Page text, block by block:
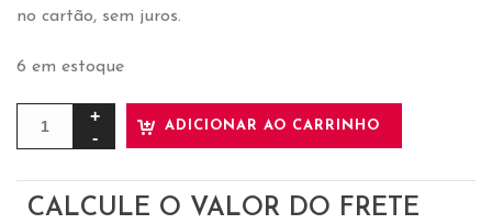
no cartão, sem juros.
6 em estoque
ADICIONAR AO CARRINHO
CALCULE O VALOR DO FRETE